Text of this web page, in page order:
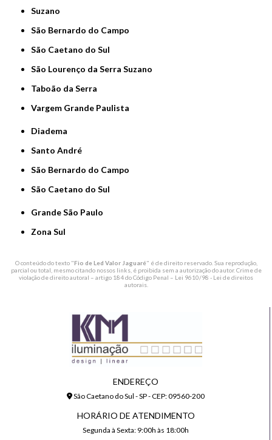
Suzano
São Bernardo do Campo
São Caetano do Sul
São Lourenço da Serra Suzano
Taboão da Serra
Vargem Grande Paulista
Diadema
Santo André
São Bernardo do Campo
São Caetano do Sul
Grande São Paulo
Zona Sul
O conteúdo do texto "Fio de Led Valor Jaguaré" é de direito reservado. Sua reprodução,
parcial ou total, mesmo citando nossos links, é proibida sem a autorização do autor. Crime de
violação de direito autoral – artigo 184 do Código Penal – Lei 9610/98 - Lei de direitos
autorais.
ENDEREÇO
São Caetano do Sul - SP - CEP: 09560-200
HORÁRIO DE ATENDIMENTO
Segunda à Sexta: 9:00h às 18:00h